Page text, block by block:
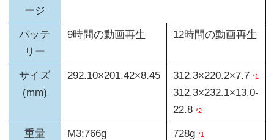
ージ
バッテ
リー
9時間の動画再生 12時間の動画再生
サイズ
(mm)
292.10×201.42×8.45 312.3×220.2×7.7 *1
312.3×232.1×13.0-
22.8 *2
重量
M3:766g
728g *1